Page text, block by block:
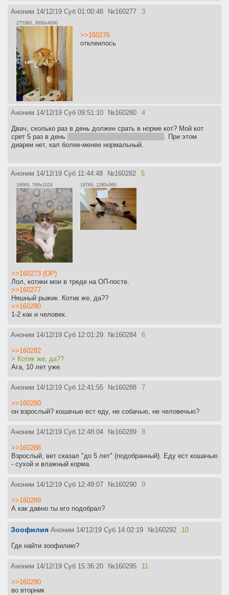
Аноним 14/12/19 Суб 01:00:48 №160277 3
2753Кб, 3000x4000
>>160276
отклеилось
Аноним 14/12/19 Суб 09:51:10 №160280 4
Двач, сколько раз в день должен срать в норме кот? Мой кот
срет 5 раз в день
. При этом
диареи нет, кал более-менее нормальный.
Аноним 14/12/19 Суб 11:44:48 №160282 5
186Кб, 768x1024 197Кб, 1280x960
>>160273 (OP)
Лол, котики мои в треде на ОП-посте.
>>160277
Няшный рыжик. Котик же, да??
>>160280
1-2 как и человек.
Аноним 14/12/19 Суб 12:01:29 №160284 6
>>160282
> Котик же, да??
Ага, 10 лет уже.
Аноним 14/12/19 Суб 12:41:55 №160288 7
>>160280
он взрослый? кошачью ест еду, не собачью, не человечью?
Аноним 14/12/19 Суб 12:48:04 №160289 8
>>160288
Взрослый, вет сказал "до 5 лет" (подобранный). Еду ест кошачью
- сухой и влажный корма.
Аноним 14/12/19 Суб 12:49:07 №160290 9
>>160289
А как давно ты его подобрал?
Зоофилия Аноним 14/12/19 Суб 14:02:19 №160292 10
Где найти зоофилию?
Аноним 14/12/19 Суб 15:36:20 №160295 11
>>160290
во вторник